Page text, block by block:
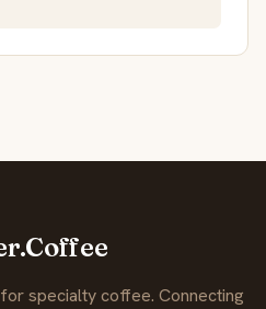
specialty coffee. Connecting